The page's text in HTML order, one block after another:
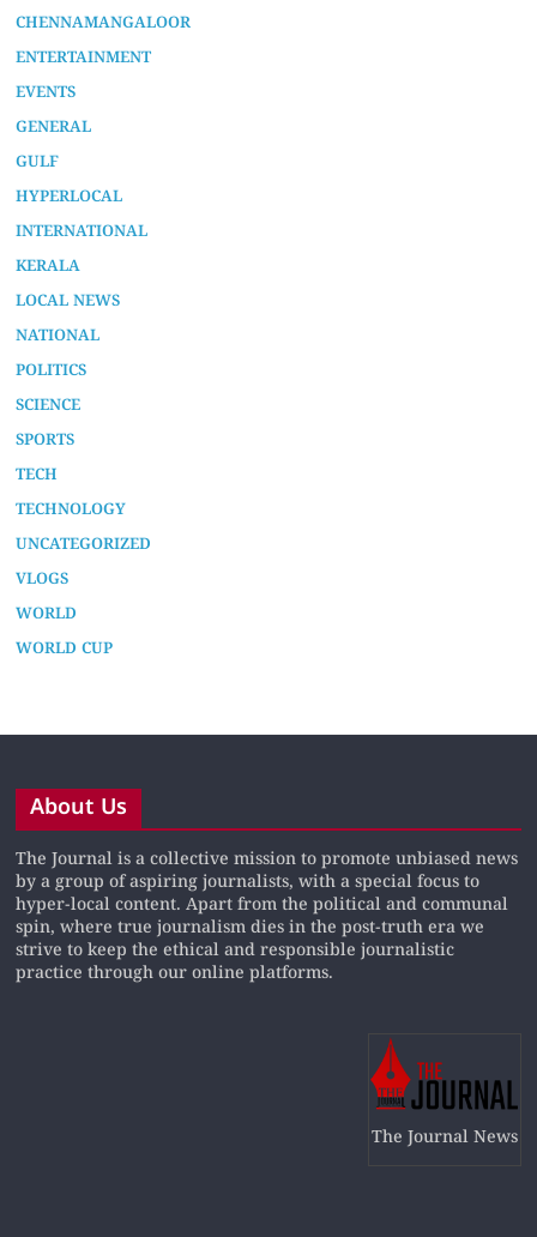
CHENNAMANGALOOR
ENTERTAINMENT
EVENTS
GENERAL
GULF
HYPERLOCAL
INTERNATIONAL
KERALA
LOCAL NEWS
NATIONAL
POLITICS
SCIENCE
SPORTS
TECH
TECHNOLOGY
UNCATEGORIZED
VLOGS
WORLD
WORLD CUP
About Us
The Journal is a collective mission to promote unbiased news
by a group of aspiring journalists, with a special focus to
hyper-local content. Apart from the political and communal
spin, where true journalism dies in the post-truth era we
strive to keep the ethical and responsible journalistic
practice through our online platforms.
The Journal News